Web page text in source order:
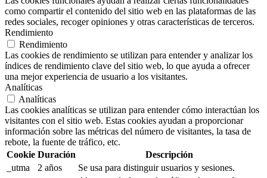
como compartir el contenido del sitio web en las plataformas de las
redes sociales, recoger opiniones y otras características de terceros.
Rendimiento
Rendimiento
Las cookies de rendimiento se utilizan para entender y analizar los
índices de rendimiento clave del sitio web, lo que ayuda a ofrecer
una mejor experiencia de usuario a los visitantes.
Analíticas
Analíticas
Las cookies analíticas se utilizan para entender cómo interactúan los
visitantes con el sitio web. Estas cookies ayudan a proporcionar
información sobre las métricas del número de visitantes, la tasa de
rebote, la fuente de tráfico, etc.
Cookie Duración
Descripción
_utma
2 años
Se usa para distinguir usuarios y sesiones.